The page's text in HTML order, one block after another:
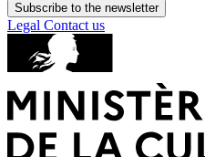
Subscribe to the newsletter
Legal Contact us